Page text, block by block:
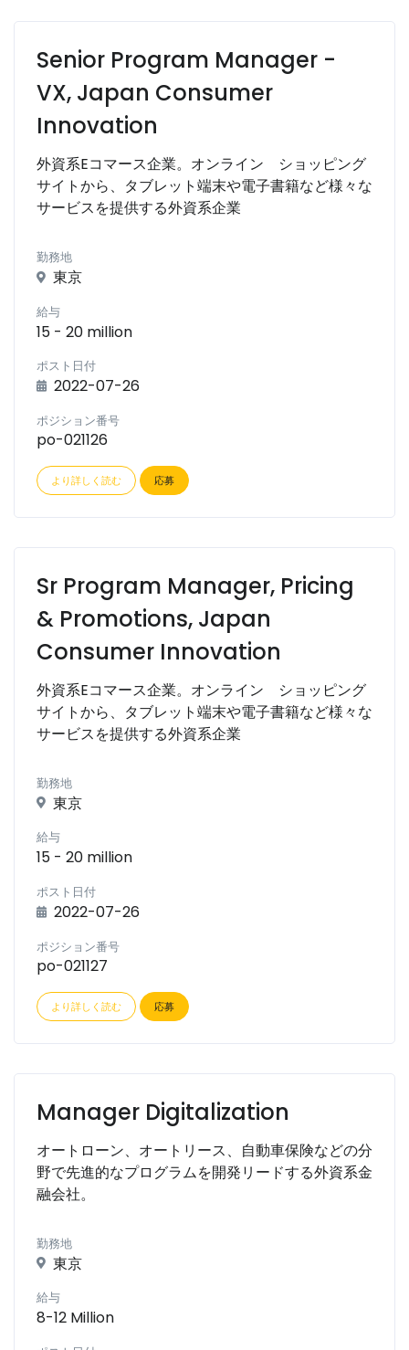
Senior Program Manager -
VX, Japan Consumer
Innovation
外資系Eコマース企業。オンライン ショッピング
サイトから、タブレット端末や電子書籍など様々な
サービスを提供する外資系企業
勤務地
東京
給与
15 - 20 million
ポスト日付
2022-07-26
ポジション番号
po-021126
より詳しく読む 応募
Sr Program Manager, Pricing
& Promotions, Japan
Consumer Innovation
外資系Eコマース企業。オンライン ショッピング
サイトから、タブレット端末や電子書籍など様々な
サービスを提供する外資系企業
勤務地
東京
給与
15 - 20 million
ポスト日付
2022-07-26
ポジション番号
po-021127
より詳しく読む 応募
Manager Digitalization
オートローン、オートリース、自動車保険などの分
野で先進的なプログラムを開発リードする外資系金
融会社。
勤務地
東京
給与
8-12 Million